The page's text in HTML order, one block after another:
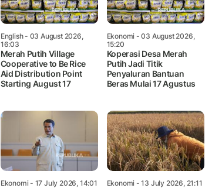
English- 03 August 2026,
16:03
Merah Putih Village
Cooperative to Be Rice
Aid Distribution Point
Starting August 17
Ekonomi - 03 August 2026,
15:20
Koperasi Desa Merah
Putih Jadi Titik
Penyaluran Bantuan
Beras Mulai 17 Agustus
Ekonomi- 17 July 2026, 14:01 Ekonomi - 13 July 2026, 21:11